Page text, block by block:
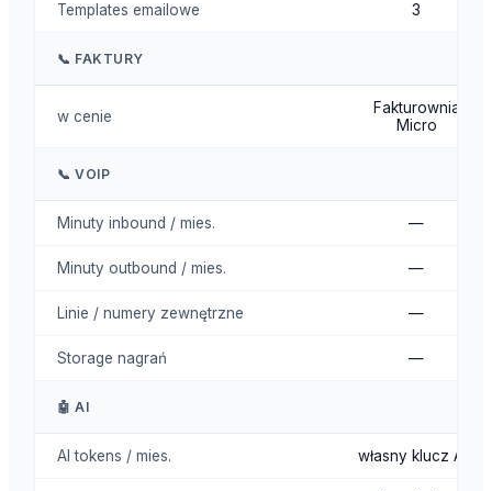
Templates emailowe 3
📞 FAKTURY
w cenie
Fakturownia
Micro
📞 VOIP
Minuty inbound / mies. —
Minuty outbound / mies. —
Linie / numery zewnętrzne —
Storage nagrań —
🤖 AI
AI tokens / mies. własny klucz API